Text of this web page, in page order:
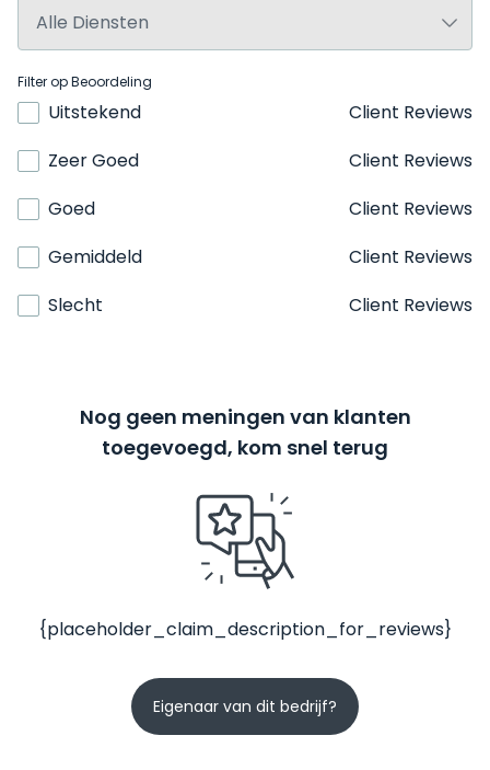
Filter op Beoordeling
Uitstekend
Client Reviews
Zeer Goed
Client Reviews
Goed
Client Reviews
Gemiddeld
Client Reviews
Slecht
Client Reviews
Nog geen meningen van klanten
toegevoegd, kom snel terug
{placeholder_claim_description_for_reviews}
Eigenaar van dit bedrijf?